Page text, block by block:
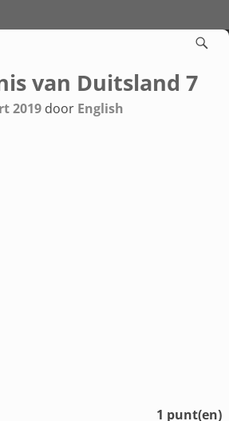
van Duitsland 7
2019 door English
1 punt(en)